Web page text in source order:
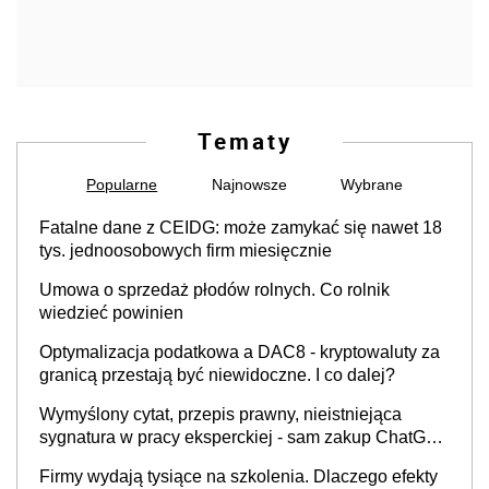
Tematy
Popularne Najnowsze Wybrane
Fatalne dane z CEIDG: może zamykać się nawet 18
tys. jednoosobowych firm miesięcznie
Umowa o sprzedaż płodów rolnych. Co rolnik
wiedzieć powinien
Optymalizacja podatkowa a DAC8 - kryptowaluty za
granicą przestają być niewidoczne. I co dalej?
Wymyślony cytat, przepis prawny, nieistniejąca
sygnatura w pracy eksperckiej - sam zakup ChatGPT
Firmy wydają tysiące na szkolenia. Dlaczego efekty